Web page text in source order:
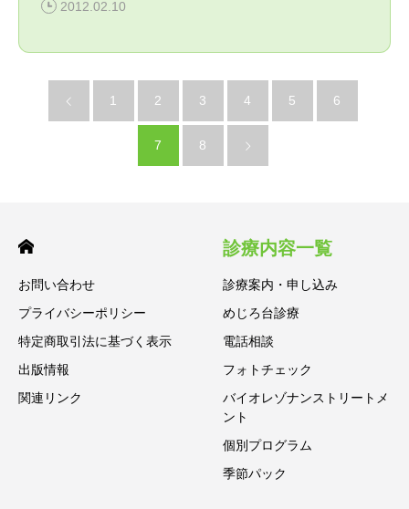
2012.02.10
1 2 3 4 5 6
7 8
お問い合わせ
プライバシーポリシー
特定商取引法に基づく表示
出版情報
関連リンク
診療内容一覧
診療案内・申し込み
めじろ台診療
電話相談
フォトチェック
バイオレゾナンストリートメ
ント
個別プログラム
季節パック